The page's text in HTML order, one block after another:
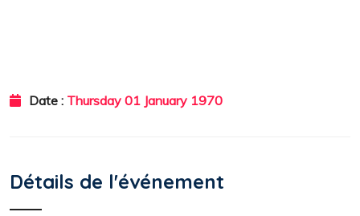
Date : Thursday 01 January 1970
Détails de l'événement